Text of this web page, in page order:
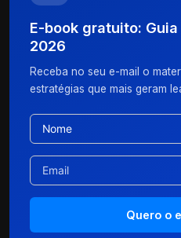
E-book gratuito:
2026
Receba no seu e-mail o
estratégias que mais geram
Quero o